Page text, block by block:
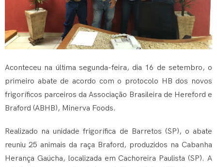
Aconteceu na última segunda-feira, dia 16 de setembro, o
primeiro abate de acordo com o protocolo HB dos novos
frigoríficos parceiros da Associação Brasileira de Hereford e
Braford (ABHB), Minerva Foods.
Realizado na unidade frigorífica de Barretos (SP), o abate
reuniu 25 animais da raça Braford, produzidos na Cabanha
Herança Gaúcha, localizada em Cachoreira Paulista (SP). A